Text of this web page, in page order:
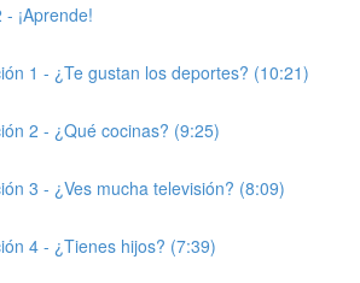
¡Aprende!
1 - ¿Te gustan los deportes? (10:21)
2 - ¿Qué cocinas? (9:25)
3 - ¿Ves mucha televisión? (8:09)
4 - ¿Tienes hijos? (7:39)